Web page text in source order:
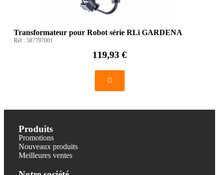
Transformateur pour Robot série RLi GARDENA
Réf : 587797001
119,93 €
Produits
Promotions
Nouveaux produits
Meilleures ventes